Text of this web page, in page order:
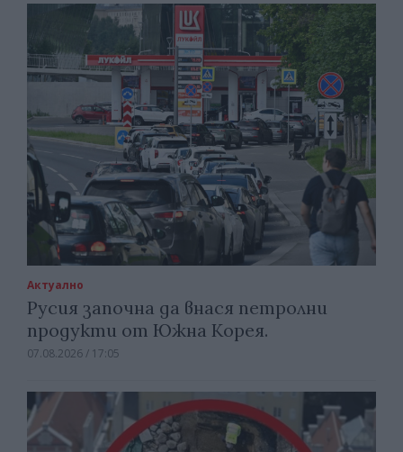
Актуално
Русия започна да внася петролни
продукти от Южна Корея.
07.08.2026 / 17:05